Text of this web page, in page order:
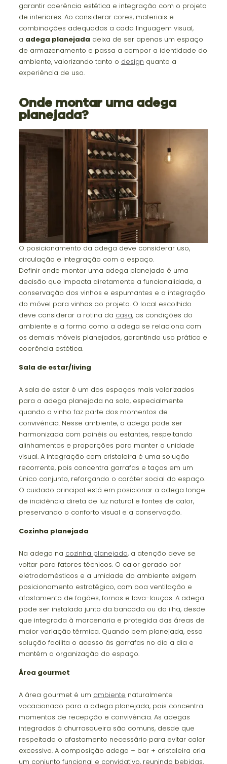
garantir coerência estética e integração com o projeto
de interiores. Ao considerar cores, materiais e
combinações adequadas a cada linguagem visual,
a adega planejada deixa de ser apenas um espaço
de armazenamento e passa a compor a identidade do
ambiente, valorizando tanto o design quanto a
experiência de uso.
Onde montar uma adega
planejada?
O posicionamento da adega deve considerar uso,
circulação e integração com o espaço.
Definir onde montar uma adega planejada é uma
decisão que impacta diretamente a funcionalidade, a
conservação dos vinhos e espumantes e a integração
do móvel para vinhos ao projeto. O local escolhido
deve considerar a rotina da casa, as condições do
ambiente e a forma como a adega se relaciona com
os demais móveis planejados, garantindo uso prático e
coerência estética.
Sala de estar/living
A sala de estar é um dos espaços mais valorizados
para a adega planejada na sala, especialmente
quando o vinho faz parte dos momentos de
convivência. Nesse ambiente, a adega pode ser
harmonizada com painéis ou estantes, respeitando
alinhamentos e proporções para manter a unidade
visual. A integração com cristaleira é uma solução
recorrente, pois concentra garrafas e taças em um
único conjunto, reforçando o caráter social do espaço.
O cuidado principal está em posicionar a adega longe
de incidência direta de luz natural e fontes de calor,
preservando o conforto visual e a conservação.
Cozinha planejada
Na adega na cozinha planejada, a atenção deve se
voltar para fatores técnicos. O calor gerado por
eletrodomésticos e a umidade do ambiente exigem
posicionamento estratégico, com boa ventilação e
afastamento de fogões, fornos e lava-louças. A adega
pode ser instalada junto da bancada ou da ilha, desde
que integrada à marcenaria e protegida das áreas de
maior variação térmica. Quando bem planejada, essa
solução facilita o acesso às garrafas no dia a dia e
mantém a organização do espaço.
Área gourmet
A área gourmet é um ambiente naturalmente
vocacionado para a adega planejada, pois concentra
momentos de recepção e convivência. As adegas
integradas à churrasqueira são comuns, desde que
respeitado o afastamento necessário para evitar calor
excessivo. A composição adega + bar + cristaleira cria
um conjunto funcional e convidativo, reunindo bebidas,